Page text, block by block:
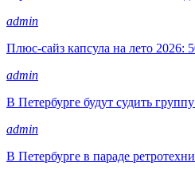
admin
Плюс-сайз капсула на лето 2026:
admin
В Петербурге будут судить
admin
В Петербурге в параде